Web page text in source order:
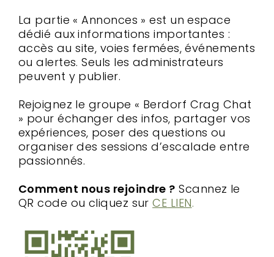
La partie « Annonces » est un espace
dédié aux informations importantes :
accès au site, voies fermées, événements
ou alertes. Seuls les administrateurs
peuvent y publier.
Rejoignez le groupe « Berdorf Crag Chat
» pour échanger des infos, partager vos
expériences, poser des questions ou
organiser des sessions d’escalade entre
passionnés.
Comment nous rejoindre ? Scannez le
QR code ou cliquez surCE LIEN.